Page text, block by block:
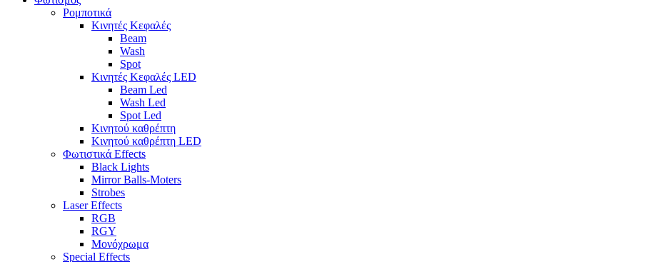
Ρομποτικά
Κινητές Κεφαλές
Beam
Wash
Spot
Κινητές Κεφαλές LED
Beam Led
Wash Led
Spot Led
Κινητού καθρέπτη
Κινητού καθρέπτη LED
Φωτιστικά Effects
Black Lights
Mirror Balls-Moters
Strobes
Laser Effects
RGB
RGY
Μονόχρωμα
Special Effects